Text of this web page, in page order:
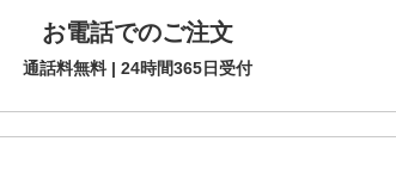
お電話でのご注文
通話料無料 | 24時間365日受付